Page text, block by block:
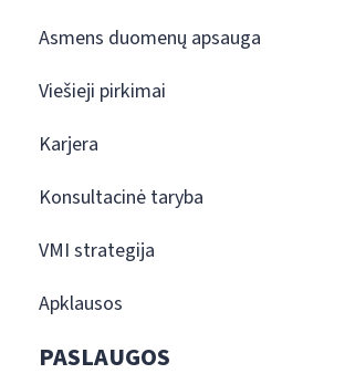
Asmens duomenų apsauga
Viešieji pirkimai
Karjera
Konsultacinė taryba
VMI strategija
Apklausos
PASLAUGOS